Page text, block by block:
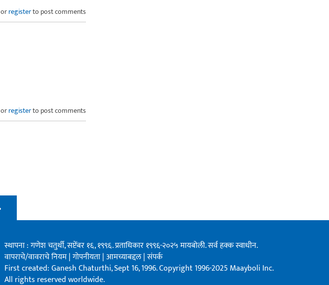
orregisterto post comments
orregisterto post comments
स्थापना : गणेश चतुर्थी, सप्टेंबर १६, १९९६. प्रताधिकार १९९६-२०२५ मायबोली. सर्व हक्क स्वाधीन.
वापराचे/वावराचे नियम|गोपनीयता|आमच्याबद्दल|संपर्क
First created: Ganesh Chaturthi, Sept 16, 1996. Copyright 1996-2025 Maayboli Inc.
All rights reserved worldwide.